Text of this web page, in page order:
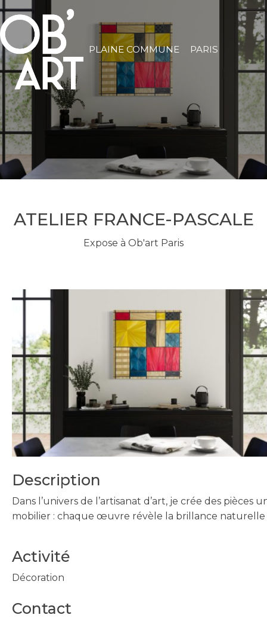
PLAINE COMMUNE PARIS
ATELIER FRANCE-PASCALE
Expose à Ob'art Paris
Description
Dans l’univers de l’artisanat d’art, je crée des
mobilier : chaque œuvre révèle la brillance naturelle
Activité
Décoration
Contact